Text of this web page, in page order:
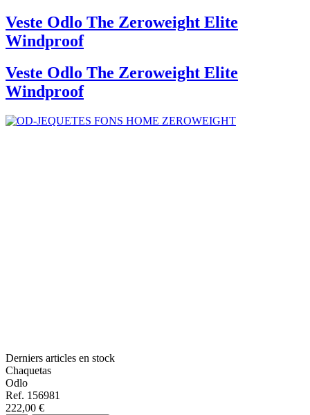
Veste Odlo The Zeroweight Elite
Windproof
Veste Odlo The Zeroweight Elite
Windproof
Derniers articles en stock
Chaquetas
Odlo
Ref. 156981
222,00 €